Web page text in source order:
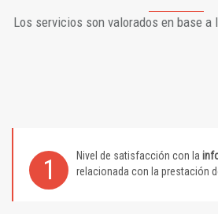
Los servicios son valorados en base
1 Nivel de satisfacción con la
relacionada con la prestación